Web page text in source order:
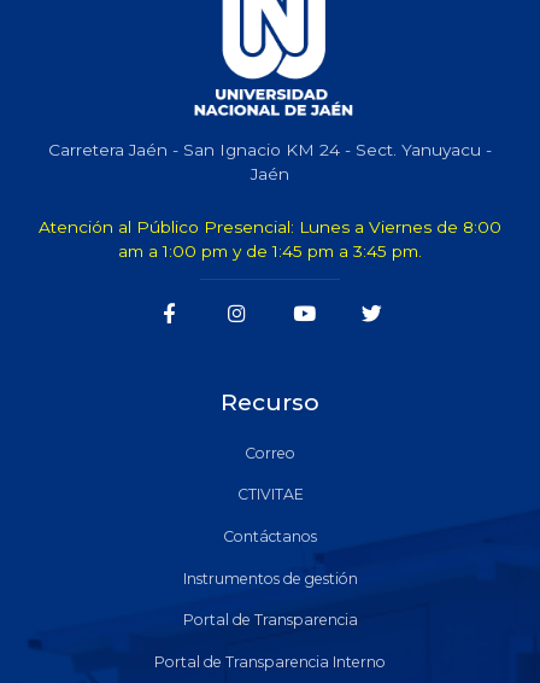
Carretera Jaén - San Ignacio KM 24 - Sect. Yanuyacu -
Jaén
Atención al Público Presencial: Lunes a Viernes de 8:00
am a 1:00 pm y de 1:45 pm a 3:45 pm.
Recurso
Correo
CTIVITAE
Contáctanos
Instrumentos de gestión
Portal de Transparencia
Portal de Transparencia Interno